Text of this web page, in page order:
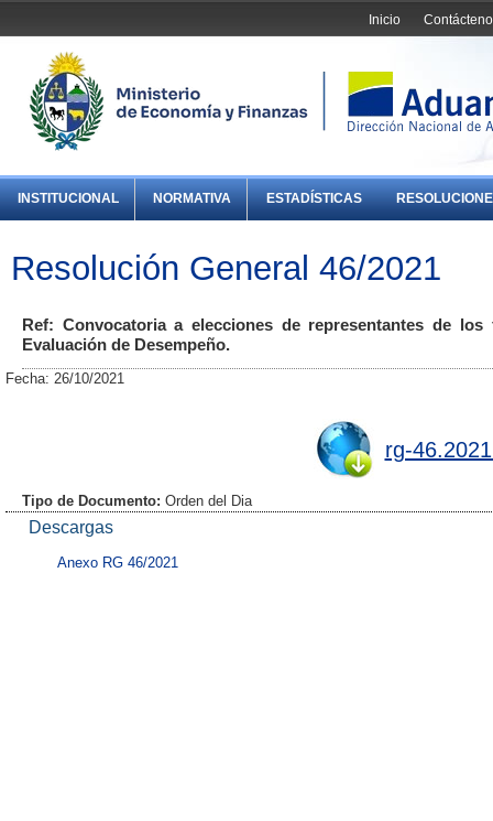
Inicio
INSTITUCIONAL NORMATIVA ESTADÍSTICAS
Resolución General 46/2021
Ref: Convocatoria a elecciones de representantes de
Evaluación de Desempeño.
Fecha: 26/10/2021
rg-
Tipo de Documento: Orden del Dia
Descargas
Anexo RG 46/2021